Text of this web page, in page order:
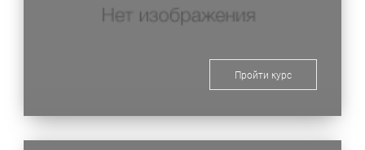
Пройти курс